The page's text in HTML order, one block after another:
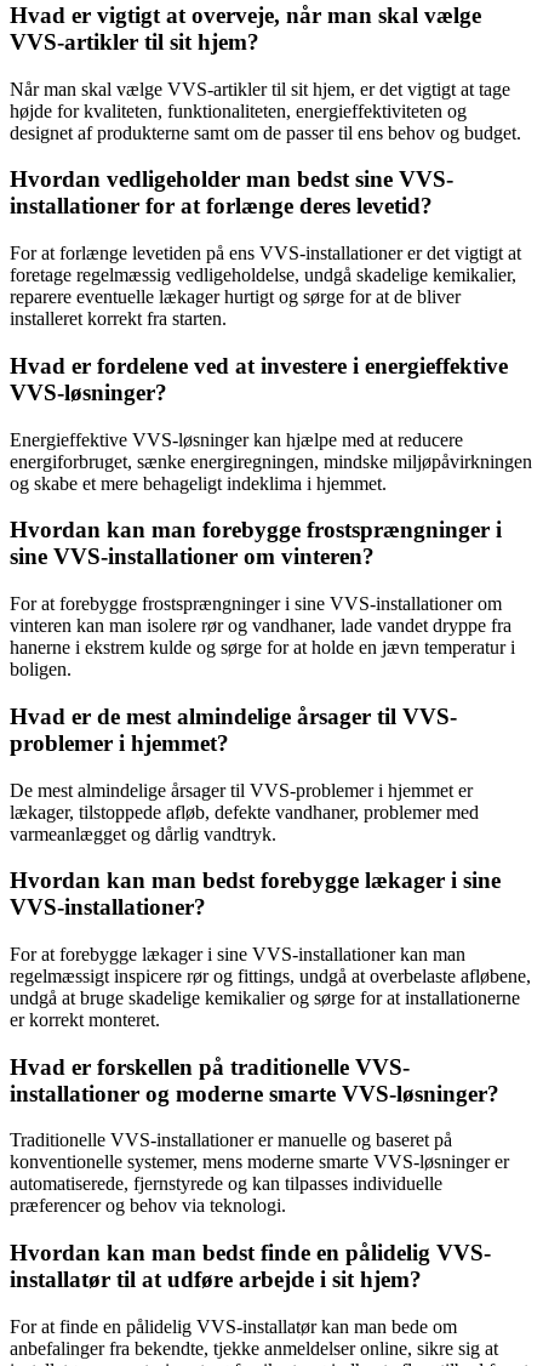
Hvad er vigtigt at overveje, når man skal vælge
VVS-artikler til sit hjem?
Når man skal vælge VVS-artikler til sit hjem, er det vigtigt at tage
højde for kvaliteten, funktionaliteten, energieffektiviteten og
designet af produkterne samt om de passer til ens behov og budget.
Hvordan vedligeholder man bedst sine VVS-
installationer for at forlænge deres levetid?
For at forlænge levetiden på ens VVS-installationer er det vigtigt at
foretage regelmæssig vedligeholdelse, undgå skadelige kemikalier,
reparere eventuelle lækager hurtigt og sørge for at de bliver
installeret korrekt fra starten.
Hvad er fordelene ved at investere i energieffektive
VVS-løsninger?
Energieffektive VVS-løsninger kan hjælpe med at reducere
energiforbruget, sænke energiregningen, mindske miljøpåvirkningen
og skabe et mere behageligt indeklima i hjemmet.
Hvordan kan man forebygge frostsprængninger i
sine VVS-installationer om vinteren?
For at forebygge frostsprængninger i sine VVS-installationer om
vinteren kan man isolere rør og vandhaner, lade vandet dryppe fra
hanerne i ekstrem kulde og sørge for at holde en jævn temperatur i
boligen.
Hvad er de mest almindelige årsager til VVS-
problemer i hjemmet?
De mest almindelige årsager til VVS-problemer i hjemmet er
lækager, tilstoppede afløb, defekte vandhaner, problemer med
varmeanlægget og dårlig vandtryk.
Hvordan kan man bedst forebygge lækager i sine
VVS-installationer?
For at forebygge lækager i sine VVS-installationer kan man
regelmæssigt inspicere rør og fittings, undgå at overbelaste afløbene,
undgå at bruge skadelige kemikalier og sørge for at installationerne
er korrekt monteret.
Hvad er forskellen på traditionelle VVS-
installationer og moderne smarte VVS-løsninger?
Traditionelle VVS-installationer er manuelle og baseret på
konventionelle systemer, mens moderne smarte VVS-løsninger er
automatiserede, fjernstyrede og kan tilpasses individuelle
præferencer og behov via teknologi.
Hvordan kan man bedst finde en pålidelig VVS-
installatør til at udføre arbejde i sit hjem?
For at finde en pålidelig VVS-installatør kan man bede om
anbefalinger fra bekendte, tjekke anmeldelser online, sikre sig at